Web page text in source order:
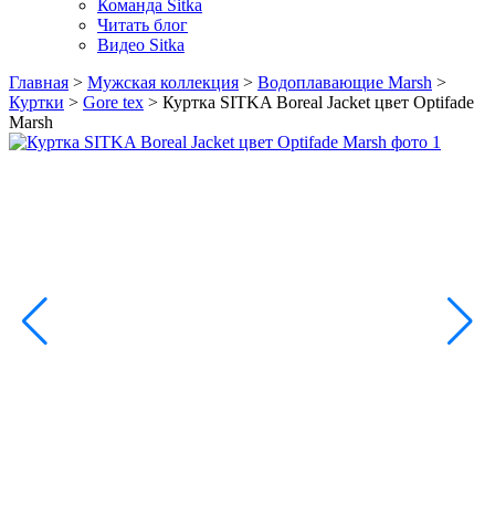
Команда Sitka
Читать блог
Видео Sitka
Главная > Мужская коллекция > Водоплавающие Marsh >
Куртки > Gore tex > Куртка SITKA Boreal Jacket цвет Optifade
Marsh